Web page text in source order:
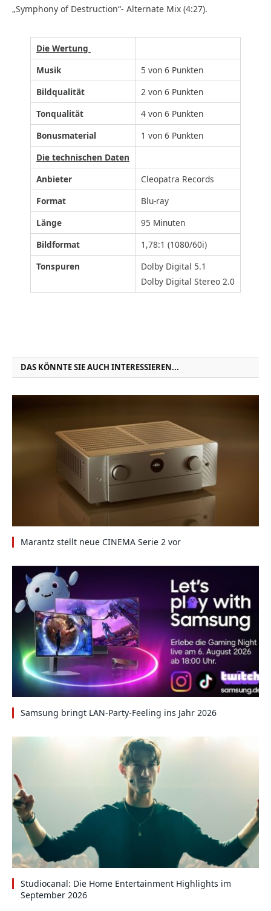
„Symphony of Destruction“- Alternate Mix (4:27).
Die Wertung
Musik
5 von 6 Punkten
Bildqualität
2 von 6 Punkten
Tonqualität
4 von 6 Punkten
Bonusmaterial
1 von 6 Punkten
Die technischen Daten
Anbieter
Cleopatra Records
Format
Blu-ray
Länge
95 Minuten
Bildformat
1,78:1 (1080/60i)
Tonspuren
Dolby Digital 5.1
Dolby Digital Stereo 2.0
DAS KÖNNTE SIE AUCH INTERESSIEREN...
Marantz stellt neue CINEMA Serie 2 vor
Samsung bringt LAN-Party-Feeling ins Jahr 2026
Studiocanal: Die Home Entertainment Highlights im
September 2026